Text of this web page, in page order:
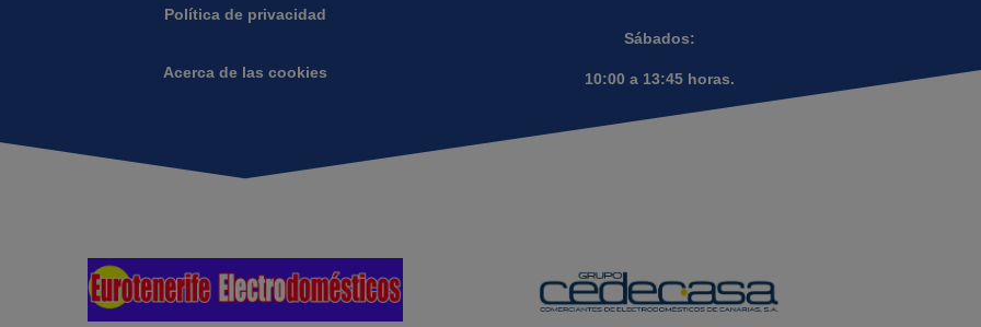
Política de privacidad
Acerca de las cookies
Sábados:
10:00 a 13:45 horas.